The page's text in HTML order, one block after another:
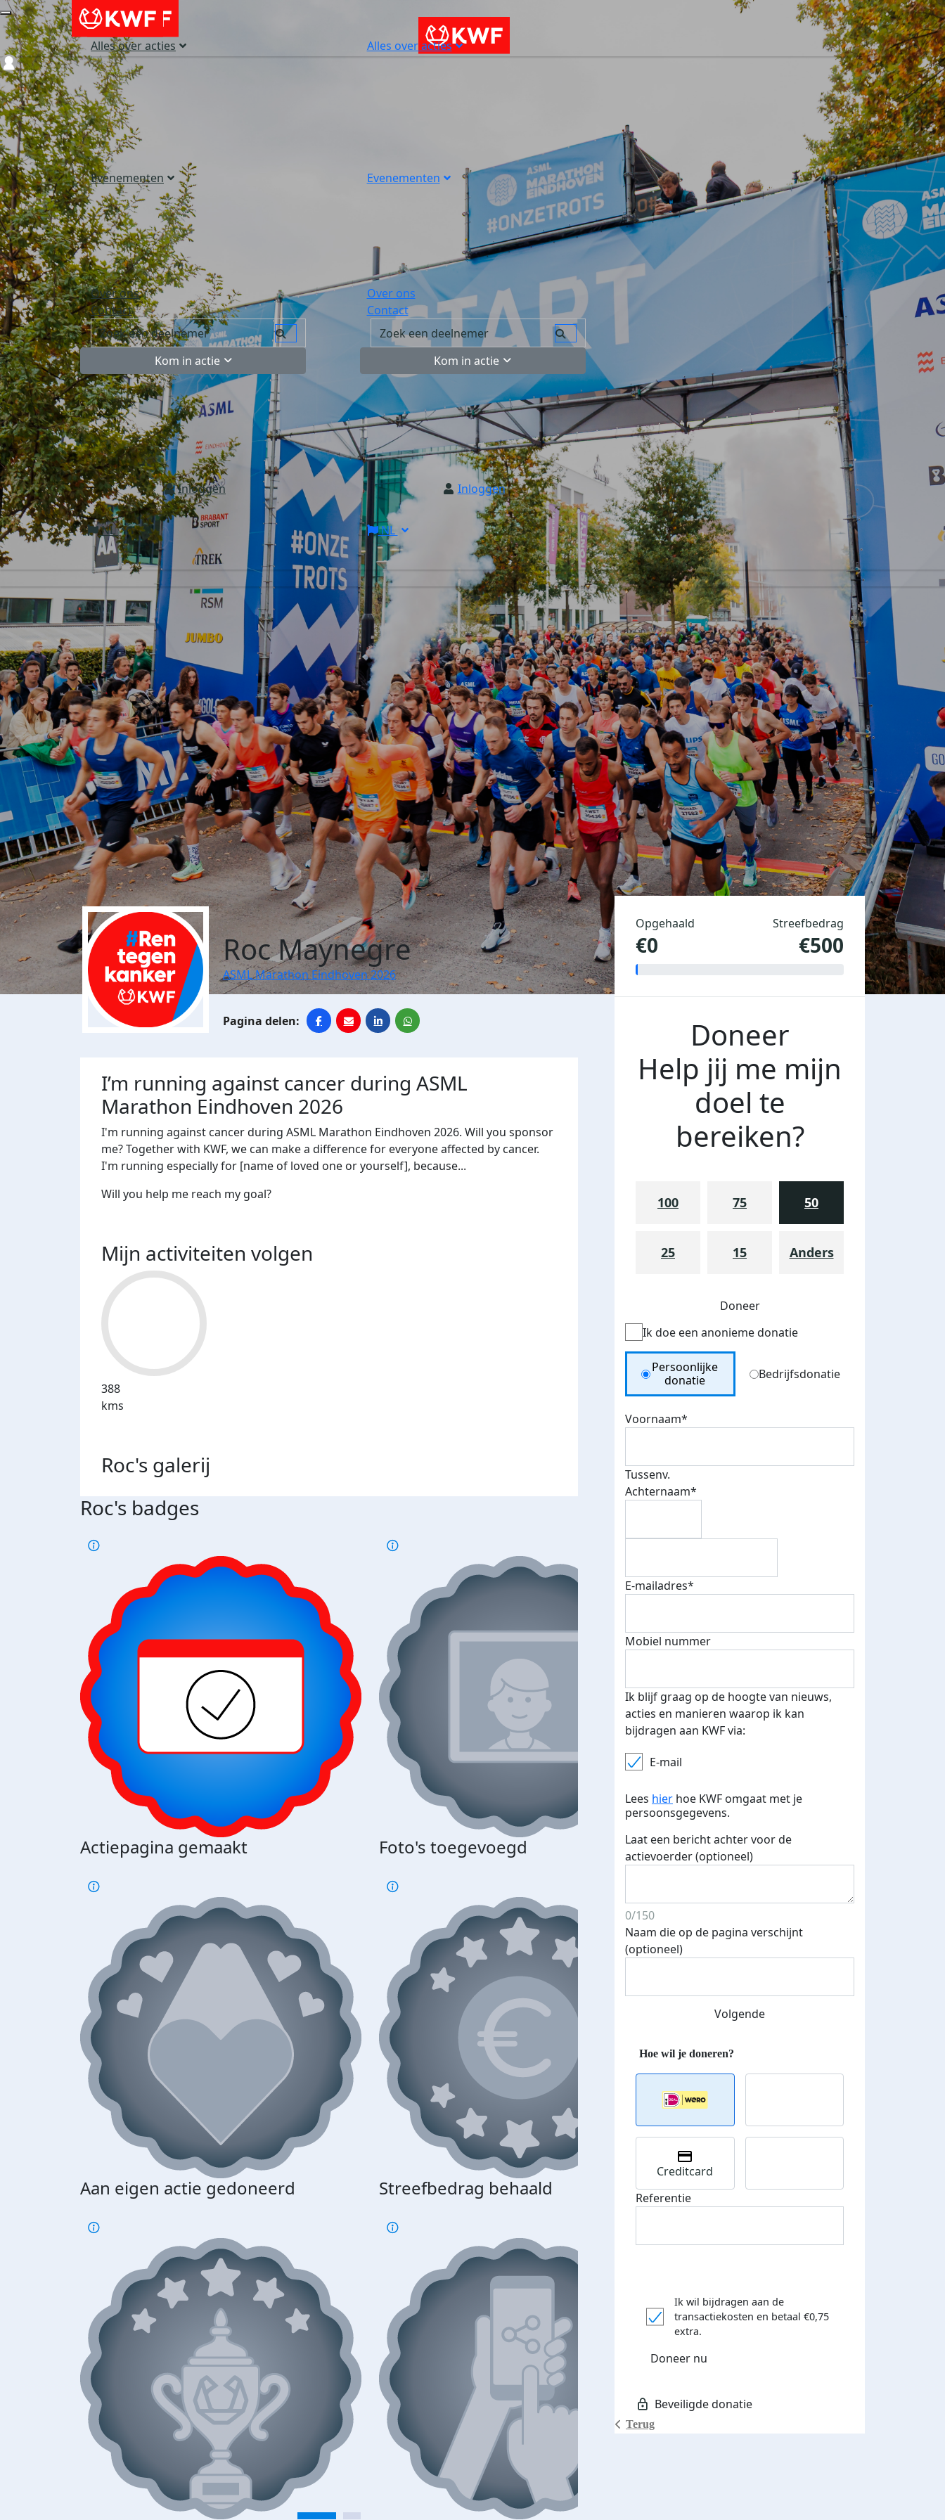
Alles over acties
Evenementen
Over ons
Contact
Kom in actie
Inloggen
NL
Alles over acties
Evenementen
Over ons
Contact
Kom in actie
Inloggen
NL
Login
Roc Maynegre
ASML Marathon Eindhoven 2026
I’m running against cancer during ASML
Marathon Eindhoven 2026
I'm running against cancer during ASML Marathon Eindhoven 2026. Will you sponsor
me? Together with KWF, we can make a difference for everyone affected by cancer.
I'm running especially for [name of loved one or yourself], because...
Will you help me reach my goal?
Mijn activiteiten volgen
388
kms
Roc's galerij
Roc's badges
Actiepagina gemaakt Foto's toegevoegd E-mails verstuurd
Aan eigen actie gedoneerd Streefbedrag behaald Streefbedrag verhoogd
Bij 500 euro aan donaties ontvang
je je speciale KWF t-shirt!
Opgehaald
€0
Streefbedrag
€500
Doneer
Help jij me mijn
doel te
bereiken?
100 75 50
25 15 Anders
Doneer
Ik doe een anonieme donatie
Donation Type
Persoonlijke
donatie
Bedrijfsdonatie
Voornaam*
Tussenv.
Achternaam*
E-mailadres*
Mobiel nummer
Ik blijf graag op de hoogte van nieuws,
acties en manieren waarop ik kan
bijdragen aan KWF via:
E-mail
Lees hier hoe KWF omgaat met je
persoonsgegevens.
Laat een bericht achter voor de
actievoerder (optioneel)
0/150
Naam die op de pagina verschijnt
(optioneel)
Volgende
Terug
Creditcard
Referentie
Ik wil bijdragen aan de
transactiekosten en betaal €0,75
extra.
Doneer nu